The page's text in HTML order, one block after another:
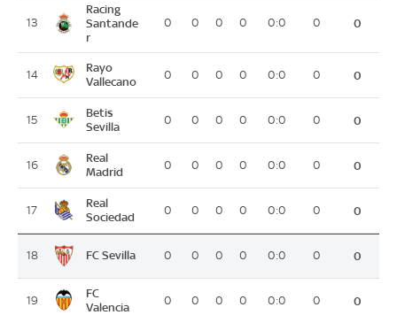
13
Racing
Santande
r
0 0 0 0 0:0 0 0
14
Rayo
Vallecano
0 0 0 0 0:0 0 0
15
Betis
Sevilla
0 0 0 0 0:0 0 0
16
Real
Madrid
0 0 0 0 0:0 0 0
17
Real
Sociedad
0 0 0 0 0:0 0 0
18 FC Sevilla 0 0 0 0 0:0 0 0
19
FC
Valencia
0 0 0 0 0:0 0 0